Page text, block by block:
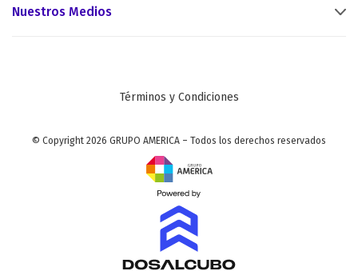
Nuestros Medios
Términos y Condiciones
© Copyright 2026 GRUPO AMERICA – Todos los derechos reservados